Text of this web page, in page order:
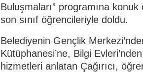
Buluşmaları” programına
son sınıf öğrencileriyle doldu.
Belediyenin Gençlik
Kütüphanesi’ne, Bilgi
hizmetleri anlatan Çağırıcı,